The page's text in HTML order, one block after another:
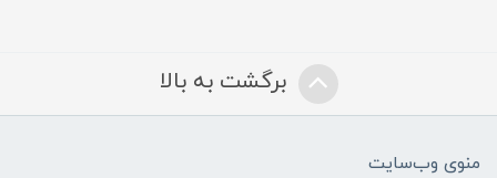
برگشت به بالا
منوی وب‌سایت